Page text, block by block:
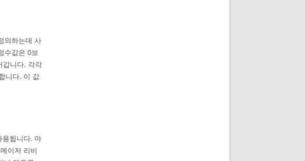
의하는데 사
수값은 0보
갑니다. 각각
니다. 이 값
됩니다. 마
이저 리비